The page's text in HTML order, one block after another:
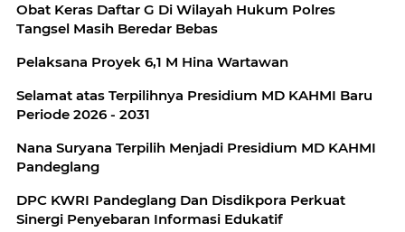
Obat Keras Daftar G Di Wilayah Hukum Polres
Tangsel Masih Beredar Bebas
Pelaksana Proyek 6,1 M Hina Wartawan
Selamat atas Terpilihnya Presidium MD KAHMI Baru
Periode 2026 - 2031
Nana Suryana Terpilih Menjadi Presidium MD KAHMI
Pandeglang
DPC KWRI Pandeglang Dan Disdikpora Perkuat
Sinergi Penyebaran Informasi Edukatif